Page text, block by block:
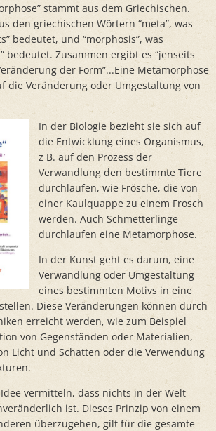
stammt aus dem Griechischen.
den griechischen Wörtern “meta”, was
bedeutet, und “morphosis”, was
bedeutet. Zusammen ergibt es “jenseits
der Form”...Eine Metamorphose
die Veränderung oder Umgestaltung von
In der Biologie bezieht sie sich auf
die Entwicklung eines Organismus,
z B. auf den Prozess der
Verwandlung den bestimmte Tiere
durchlaufen, wie Frösche, die von
einer Kaulquappe zu einem Frosch
werden. Auch Schmetterlinge
durchlaufen eine Metamorphose.
In der Kunst geht es darum, eine
Verwandlung oder Umgestaltung
eines bestimmten Motivs in eine
Diese Veränderungen können durch
erreicht werden, wie zum Beispiel
von Gegenständen oder Materialien,
Licht und Schatten oder die Verwendung
vermitteln, dass nichts in der Welt
ist. Dieses Prinzip von einem
überzugehen, gilt für die gesamte